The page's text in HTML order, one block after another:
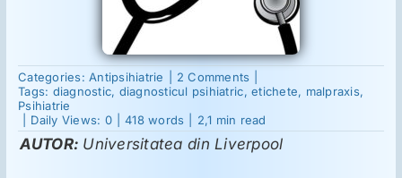
Reumatologie
Ginecologie
Categories:Antipsihiatrie 2 Comments
Un
descoperă
diagnosticele
Tags: diagnostic, diagnosticul psihiatric,etichete, malpraxis,
Psihiatrie
Daily Views: 0 418 words 2,1 min read
AUTOR: Universitatea din Liverpool